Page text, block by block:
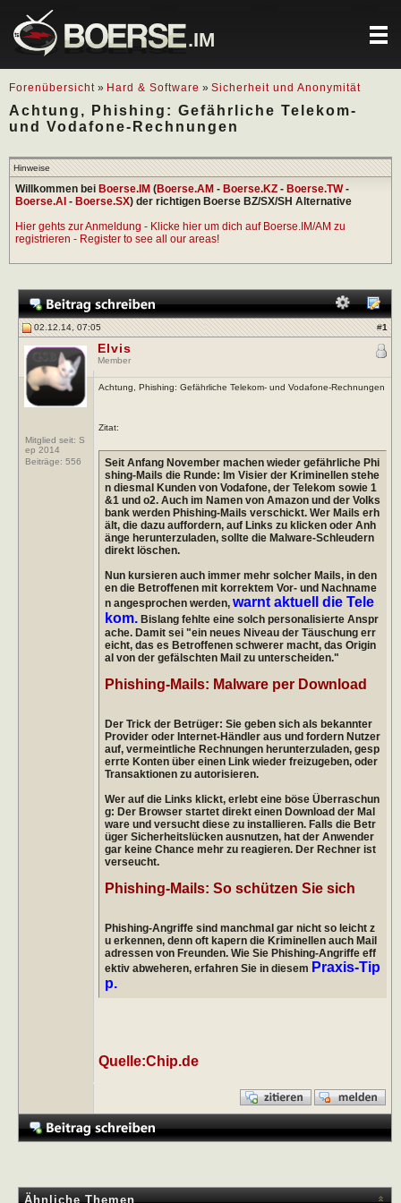
.IM
Forenübersicht » Hard & Software » Sicherheit und Anonymität
Achtung, Phishing: Gefährliche Telekom-
und Vodafone-Rechnungen
Hinweise
Willkommen bei Boerse.IM (Boerse.AM - Boerse.KZ - Boerse.TW-
Boerse.AI - Boerse.SX) der richtigen Boerse BZ/SX/SH Alternative
Hier gehts zur Anmeldung - Klicke hier um dich auf Boerse.IM/AM zu
registrieren - Register to see all our areas!
02.12.14, 07:05 #1
Mitglied seit: S
ep 2014
Beiträge: 556
Elvis
Member
Achtung, Phishing: Gefährliche Telekom- und Vodafone-Rechnungen
Zitat:
Seit Anfang November machen wieder gefährliche Phi
shing-Mails die Runde: Im Visier der Kriminellen stehe
n diesmal Kunden von Vodafone, der Telekom sowie 1
&1 und o2. Auch im Namen von Amazon und der Volks
bank werden Phishing-Mails verschickt. Wer Mails erh
ält, die dazu auffordern, auf Links zu klicken oder Anh
änge herunterzuladen, sollte die Malware-Schleudern
direkt löschen.
Nun kursieren auch immer mehr solcher Mails, in den
en die Betroffenen mit korrektem Vor- und Nachname
n angesprochen werden, warnt aktuell die Tele
kom.Bislang fehlte eine solch personalisierte Anspr
ache. Damit sei "ein neues Niveau der Täuschung err
eicht, das es Betroffenen schwerer macht, das Origin
al von der gefälschten Mail zu unterscheiden."
Phishing-Mails: Malware per Download
Der Trick der Betrüger: Sie geben sich als bekannter
Provider oder Internet-Händler aus und fordern Nutzer
auf, vermeintliche Rechnungen herunterzuladen, gesp
errte Konten über einen Link wieder freizugeben, oder
Transaktionen zu autorisieren.
Wer auf die Links klickt, erlebt eine böse Überraschun
g: Der Browser startet direkt einen Download der Mal
ware und versucht diese zu installieren. Falls die Betr
üger Sicherheitslücken ausnutzen, hat der Anwender
gar keine Chance mehr zu reagieren. Der Rechner ist
verseucht.
Phishing-Mails: So schützen Sie sich
Phishing-Angriffe sind manchmal gar nicht so leicht z
u erkennen, denn oft kapern die Kriminellen auch Mail
adressen von Freunden. Wie Sie Phishing-Angriffe eff
ektiv abweheren, erfahren Sie in diesem Praxis-Tip
p.
Quelle:Chip.de
Ähnliche Themen